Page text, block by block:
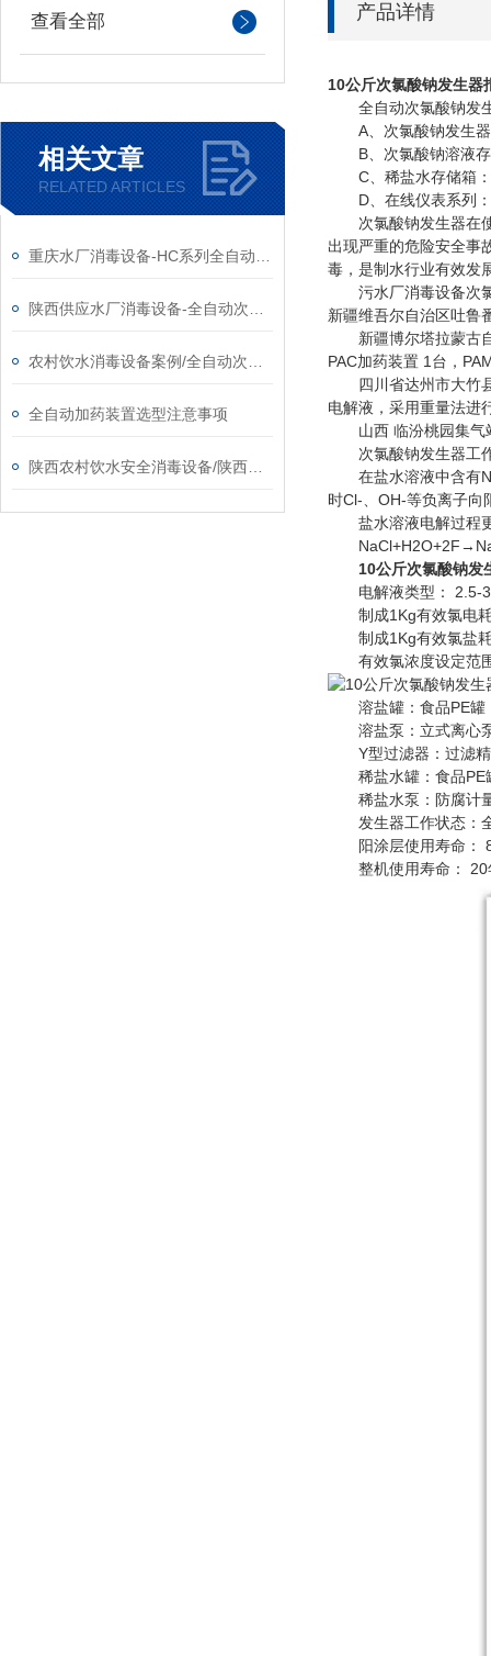
查看全部
相关文章
RELATED ARTICLES
全自动加药装置选型注意事项
产品详情
10公斤次氯酸钠发生器
全自动次氯酸钠发生
A、次氯酸钠发生器
B、次氯酸钠溶液存
C、稀盐水存储箱：
D、在线仪表系列：
次氯酸钠发生器在使
出现严重的危险安全事
毒，是制水行业有效发
污水厂消毒设备次
新疆维吾尔自治区吐鲁
新疆博尔塔拉蒙古自
PAC加药装置 1台，
四川省达州市大竹县
电解液，采用重量法进
山西 临汾桃园集气站
次氯酸钠发生器工
在盐水溶液中含有
时Cl-、OH-等负离子向
盐水溶液电解过程更
10公斤次氯酸钠发
电解液类型： 2.5-
制成1Kg有效氯电耗
制成1Kg有效氯盐耗
有效氯浓度设定范
溶盐罐：食品PE罐
溶盐泵：立式离心
Y型过滤器：过滤精
稀盐水罐：食品PE
稀盐水泵：防腐计
发生器工作状态：全
阳涂层使用寿命： 8
整机使用寿命： 20